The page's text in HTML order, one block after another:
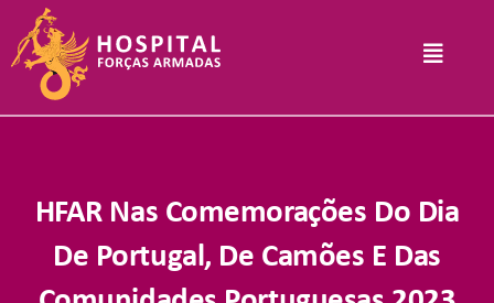
content
Toggle
Informações Legais
HFAR Nas Comemorações Do Dia
De Portugal, De Camões E Das